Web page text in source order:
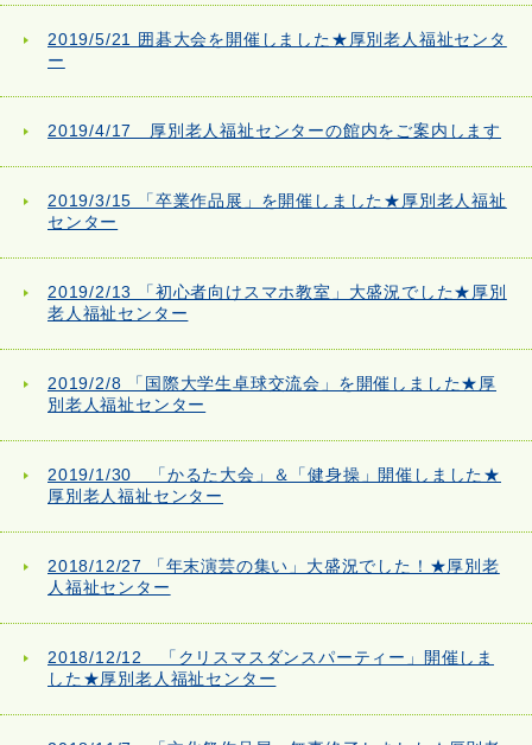
2019/5/21 囲碁大会を開催しました★厚別老人福祉センタ
ー
2019/4/17 厚別老人福祉センターの館内をご案内します
2019/3/15 「卒業作品展」を開催しました★厚別老人福祉
センター
2019/2/13 「初心者向けスマホ教室」大盛況でした★厚別
老人福祉センター
2019/2/8 「国際大学生卓球交流会」を開催しました★厚
別老人福祉センター
2019/1/30 「かるた大会」＆「健身操」開催しました★
厚別老人福祉センター
2018/12/27 「年末演芸の集い」大盛況でした！★厚別老
人福祉センター
2018/12/12 「クリスマスダンスパーティー」開催しま
した★厚別老人福祉センター